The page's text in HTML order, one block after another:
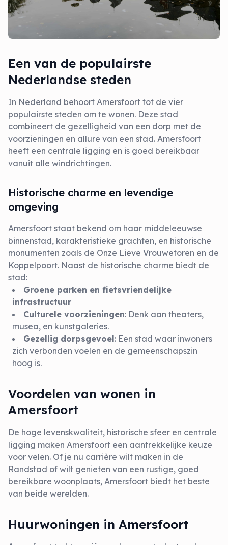
Een van de populairste
Nederlandse steden
In Nederland behoort Amersfoort tot de vier
populairste steden om te wonen. Deze stad
combineert de gezelligheid van een dorp met de
voorzieningen en allure van een stad. Amersfoort
heeft een centrale ligging en is goed bereikbaar
vanuit alle windrichtingen.
Historische charme en levendige
omgeving
Amersfoort staat bekend om haar middeleeuwse
binnenstad, karakteristieke grachten, en historische
monumenten zoals de Onze Lieve Vrouwetoren en de
Koppelpoort. Naast de historische charme biedt de
stad:
Groene parken en fietsvriendelijke
infrastructuur
Culturele voorzieningen: Denk aan theaters,
musea, en kunstgaleries.
Gezellig dorpsgevoel: Een stad waar inwoners
zich verbonden voelen en de gemeenschapszin
hoog is.
Voordelen van wonen in
Amersfoort
De hoge levenskwaliteit, historische sfeer en centrale
ligging maken Amersfoort een aantrekkelijke keuze
voor velen. Of je nu carrière wilt maken in de
Randstad of wilt genieten van een rustige, goed
bereikbare woonplaats, Amersfoort biedt het beste
van beide werelden.
Huurwoningen in Amersfoort